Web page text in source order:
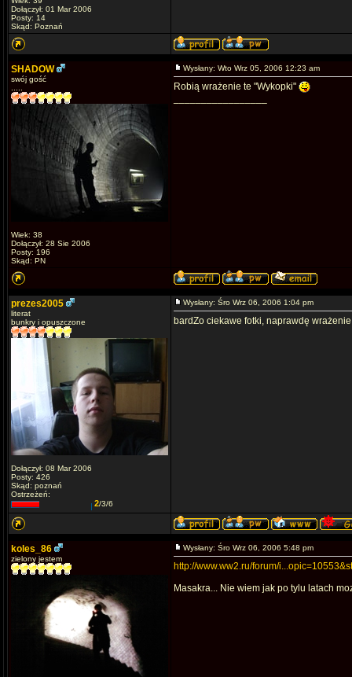
Dołączył: 01 Mar 2006
Posty: 14
Skąd: Poznań
SHADOW
swój gość
Wiek: 38
Dołączył: 28 Sie 2006
Posty: 196
Skąd: PN
Wysłany: Wto Wrz 05, 2006 12:23 am
Robią wrażenie te "Wykopki"
prezes2005
literat
bunkry i opuszczone
Dołączył: 08 Mar 2006
Posty: 426
Skąd: poznań
Ostrzeżeń:
2/3/6
Wysłany: Śro Wrz 06, 2006 1:04 pm
bardZo ciekawe fotki, naprawdę
koles_86
zielony jestem
Wysłany: Śro Wrz 06, 2006 5:48 pm
http://www.ww2.ru/forum/
Masakra... Nie wiem jak po tylu latach